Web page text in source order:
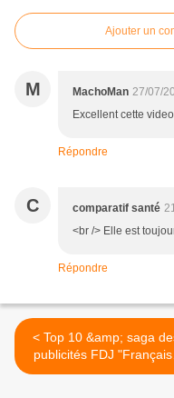
Ajouter un
M MachoMan 27/07/
Excellent cette
Répondre
C comparatif santé
<br /> Elle est
Répondre
< Top 10 &amp; saga des
publicités FDJ "Française
des jeux"